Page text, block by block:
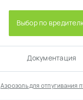
Выбор по
Документация
Аэрозоль для отпугивания